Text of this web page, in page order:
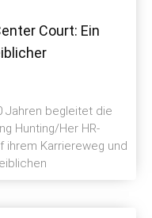
Court: Ein
Jahren begleitet die
Hunting/Her HR-
ihrem Karriereweg und